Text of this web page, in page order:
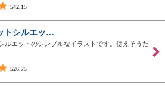
542.15
トシルエッ…
ルエットのシンプルなイラストです。使えそうだ
526.75